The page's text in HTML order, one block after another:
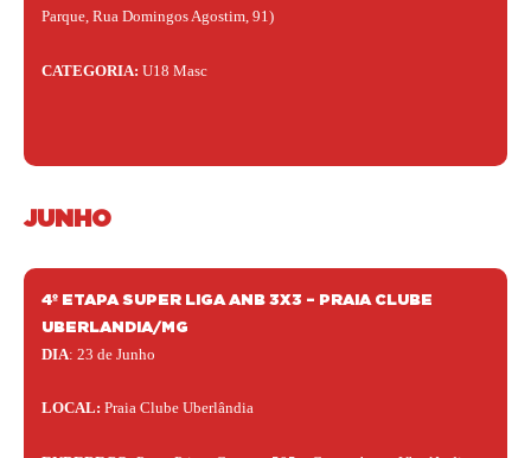
Parque, Rua Domingos Agostim, 91)
CATEGORIA: U18 Masc
JUNHO
4º ETAPA SUPER LIGA ANB 3X3 – PRAIA CLUBE
UBERLANDIA/MG
DIA: 23 de Junho
LOCAL: Praia Clube Uberlândia